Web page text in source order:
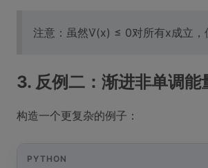
注意：虽然V̇(x) ≤ 0对所有x成立
3. 反例二：渐进非单调能
构造一个更复杂的例子：
PYTHON